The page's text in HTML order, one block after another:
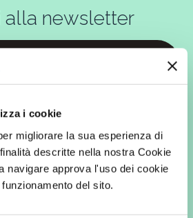
i cookie
migliorare la sua esperienza di
descritte nella nostra Cookie
navigare approva l'uso dei cookie
del sito.
alla newsletter
dei miei dati personali per finalità
tra cui invio di comunicazioni
- quali ad es. newsletter ed e-mail
- e modalità tradizionali, quali ad